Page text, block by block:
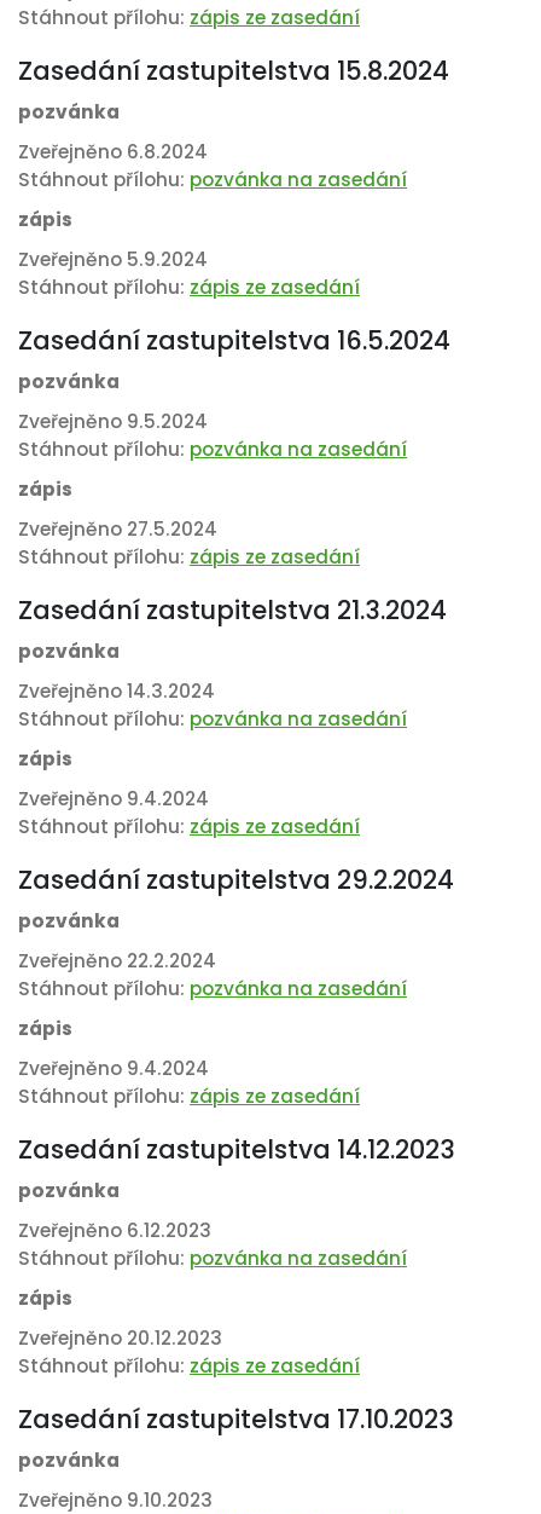
Stáhnout přílohu: zápis ze zasedání
Zasedání zastupitelstva 15.8.2024
pozvánka
Zveřejněno 6.8.2024
Stáhnout přílohu: pozvánka na zasedání
zápis
Zveřejněno 5.9.2024
Stáhnout přílohu: zápis ze zasedání
Zasedání zastupitelstva 16.5.2024
pozvánka
Zveřejněno 9.5.2024
Stáhnout přílohu: pozvánka na zasedání
zápis
Zveřejněno 27.5.2024
Stáhnout přílohu: zápis ze zasedání
Zasedání zastupitelstva 21.3.2024
pozvánka
Zveřejněno 14.3.2024
Stáhnout přílohu: pozvánka na zasedání
zápis
Zveřejněno 9.4.2024
Stáhnout přílohu: zápis ze zasedání
Zasedání zastupitelstva 29.2.2024
pozvánka
Zveřejněno 22.2.2024
Stáhnout přílohu: pozvánka na zasedání
zápis
Zveřejněno 9.4.2024
Stáhnout přílohu: zápis ze zasedání
Zasedání zastupitelstva 14.12.2023
pozvánka
Zveřejněno 6.12.2023
Stáhnout přílohu: pozvánka na zasedání
zápis
Zveřejněno 20.12.2023
Stáhnout přílohu: zápis ze zasedání
Zasedání zastupitelstva 17.10.2023
pozvánka
Zveřejněno 9.10.2023